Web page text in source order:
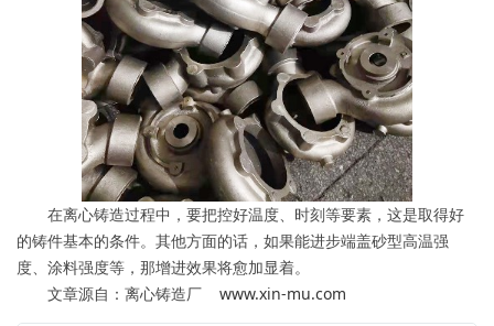
在离心铸造过程中，要把控好温度、时刻等要素，这是取得好
的铸件基本的条件。其他方面的话，如果能进步端盖砂型高温强
度、涂料强度等，那增进效果将愈加显着。
文章源自：离心铸造厂 www.xin-mu.com